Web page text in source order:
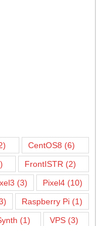
CentOS8 (6)
FrontISTR (2)
(3) Pixel4 (10)
Raspberry Pi(1)
(1) VPS(3)